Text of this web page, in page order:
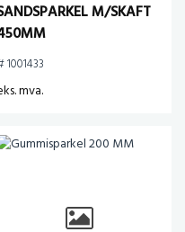
M/SKAFT
1001433
mva.